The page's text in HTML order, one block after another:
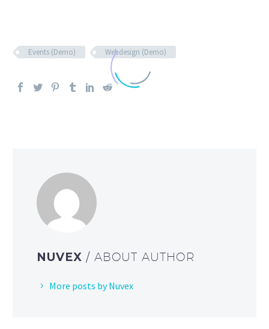
Events (Demo) Webdesign (Demo)
NUVEX / ABOUT AUTHOR
More posts by Nuvex